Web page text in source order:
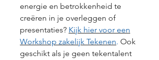
energie en betrokkenheid te
creëren in je overleggen of
presentaties? Kijk hier voor een
Workshop zakelijk Tekenen. Ook
geschikt als je geen tekentalent